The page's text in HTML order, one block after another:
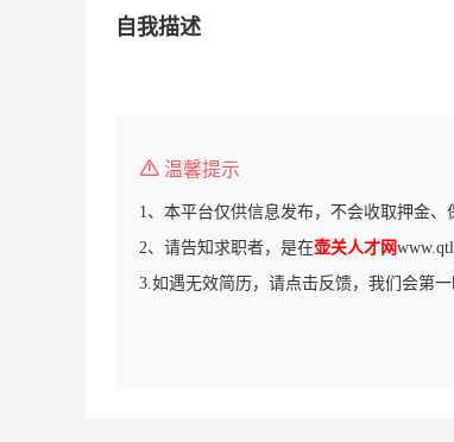
自我描述
温馨提示
1、本平台仅供信息发布，不会收取押金、
2、请告知求职者，是在壶关人才网
3.如遇无效简历，请点击反馈，我们会第一